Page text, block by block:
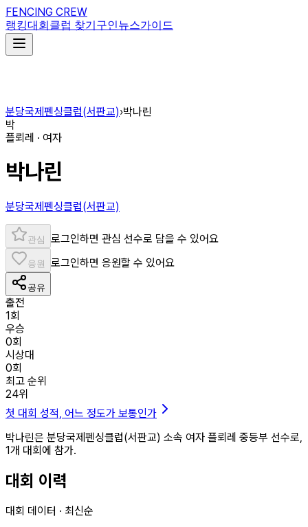
FENCING CREW
랭킹대회 클럽 찾기 구인뉴스가이드
분당국제펜싱클럽(서판교)›박나린
박
플뢰레 · 여자
박나린
분당국제펜싱클럽(서판교)
관심 로그인하면 관심 선수로 담을 수 있어요
응원 로그인하면 응원할 수 있어요
공유
출전
1회
우승
0회
시상대
0회
최고 순위
24위
첫 대회 성적, 어느 정도가 보통인가
박나린은 분당국제펜싱클럽(서판교) 소속 여자 플뢰레 중등부 선수로,
1개 대회에 참가.
대회 이력
대회 데이터 · 최신순